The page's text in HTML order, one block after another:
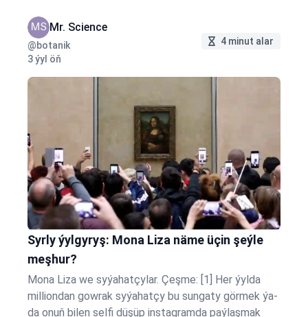
Täç geýdirýän boljak patyşaň ýanyna golaýlaýar we
täji geýdirýär. Edil şol wagty hamala…
Mr. Science
@botanik
3 ýyl öň
4 minut alar
Syrly ýylgyryş: Mona Liza näme üçin şeýle
meşhur?
Mona Liza we syýahatçylar. Çeşme: [1] Her ýylda
milliondan gowrak syýahatçy bu sungaty görmek ýa-
da onuň bilen selfi düşüp instagramda paýlaşmak